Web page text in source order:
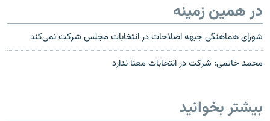
در همین زمینه
شورای هماهنگی جبهه اصلاحات در انتخابات مجلس شرکت نمی‌کند
محمد خاتمی: شرکت در انتخابات معنا ندارد
بیشتر بخوانید